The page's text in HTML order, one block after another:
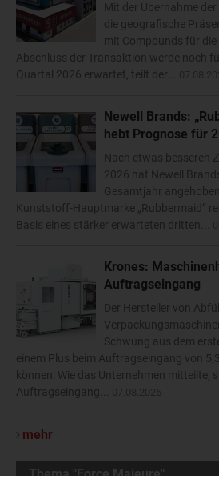
Mit der Übernahme
die geografische
mit Compounds für
Abschluss der Transaktion werde noch
Quartal 2026 erwartet, teilt der...
Newell Brands:
hebt Prognose für
Nach etwas besseren
2026 hat Newell
Gesamtjahr
Kunststoff-Hauptmarke „Rubbermaid“
Basis eines stärker erwarteten dritten...
Krones:
Auftragseingang
Der Hersteller von
Schwung aus dem
einem Plus beim Auftragseingang von
können: Wie das Unternehmen mitteilte,
Auftragseingang...
mehr
Thema "Force Majeure"